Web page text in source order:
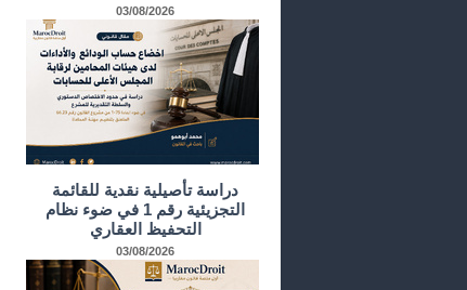
03/08/2026
دراسة تأصيلية نقدية للقائمة
التجزيئية رقم 1 في ضوء نظام
التحفيظ العقاري
03/08/2026